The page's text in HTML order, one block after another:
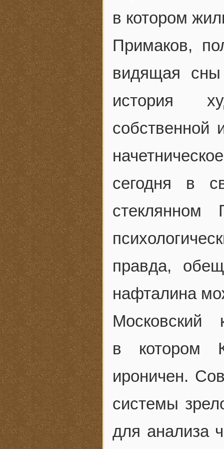
в котором
Примаков,
видящая
история
собственной
сегодня в
стеклянном
правда,
нафталина
Московский
в котором
ироничен.
системы
для анализа